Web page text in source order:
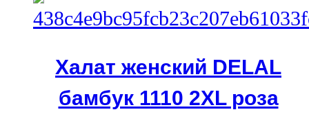
Халат женский DELAL
бамбук 1110 2XL роза